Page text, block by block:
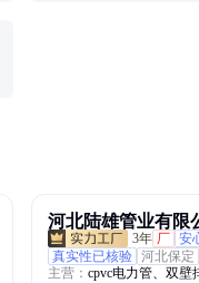
河北陆雄管业有限
3年 厂 安
真实性已核验 河北保定
主营： cpvc电力管、双壁